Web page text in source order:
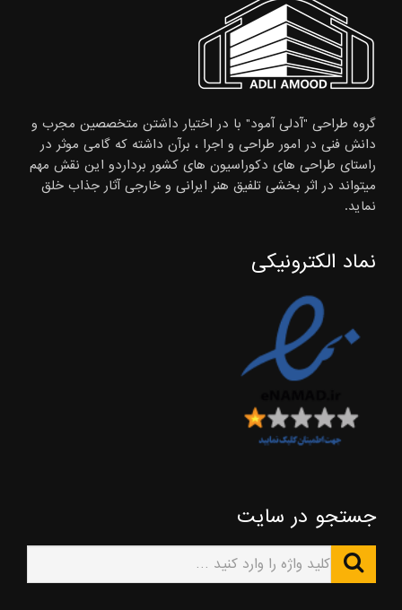
گروه طراحی "آدلی آمود" با در اختیار داشتن متخصصین مجرب و
دانش فنی در امور طراحی و اجرا ، برآن داشته که گامی موثر در
راستای طراحی های دکوراسیون های کشور برداردو این نقش مهم
میتواند در اثر بخشی تلفیق هنر ایرانی و خارجی آثار جذاب خلق
نماید.
نماد الکترونیکی
جستجو در سایت